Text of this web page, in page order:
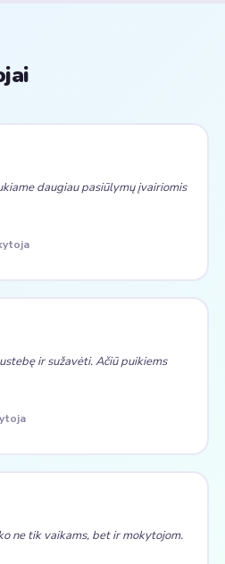
daugiau pasiūlymų įvairiomis
ir sužavėti. Ačiū puikiems
ne tik vaikams, bet ir mokytojom.